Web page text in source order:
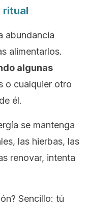
ritual
abundancia
alimentarlos.
algunas
o cualquier otro
él.
se mantenga
las hierbas, las
renovar, intenta
Sencillo: tú